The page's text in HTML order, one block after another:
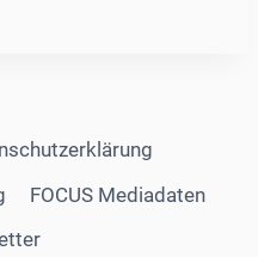
FOCUS Mediadaten